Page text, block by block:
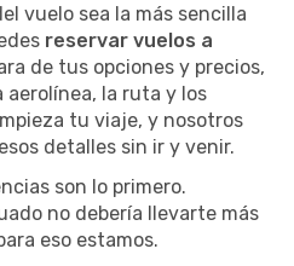
vuelo sea la más sencilla
reservar vuelos a
de tus opciones y precios,
aerolínea, la ruta y los
tu viaje, y nosotros
detalles sin ir y venir.
son lo primero.
no debería llevarte más
eso estamos.